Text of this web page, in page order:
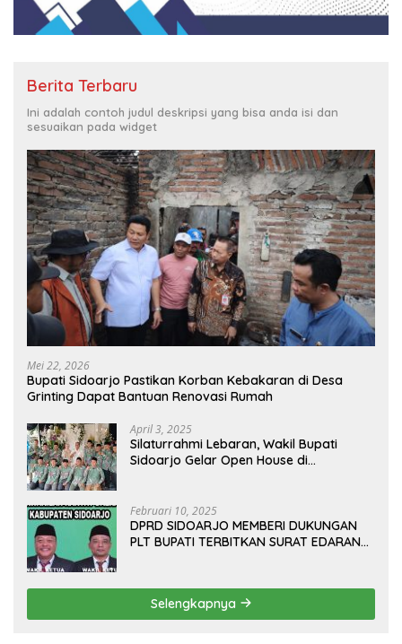
Berita Terbaru
Ini adalah contoh judul deskripsi yang bisa anda isi dan
sesuaikan pada widget
Mei 22, 2026
Bupati Sidoarjo Pastikan Korban Kebakaran di Desa
Grinting Dapat Bantuan Renovasi Rumah
April 3, 2025
Silaturrahmi Lebaran, Wakil Bupati
Sidoarjo Gelar Open House di
Februari 10, 2025
DPRD SIDOARJO MEMBERI DUKUNGAN
PLT BUPATI TERBITKAN SURAT EDARAN
KELUAR KOTA
Selengkapnya